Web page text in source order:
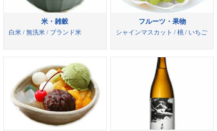
米・雑穀
白米 / 無洗米 / ブランド米
フルーツ・果物
シャインマスカット / 桃 / いちご